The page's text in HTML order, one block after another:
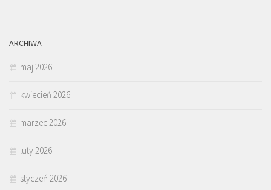
ARCHIWA
maj 2026
kwiecień 2026
marzec 2026
luty 2026
styczeń 2026